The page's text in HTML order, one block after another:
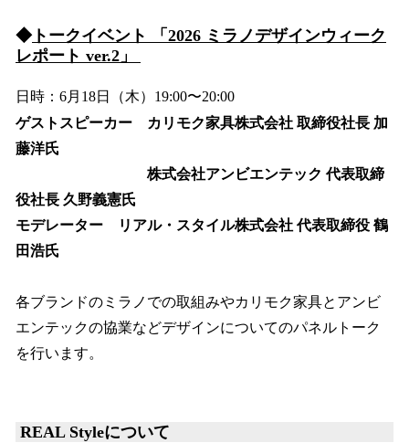
◆トークイベント 「2026 ミラノデザインウィーク
レポート ver.2」
日時：6月18日（木）19:00〜20:00
ゲストスピーカー カリモク家具株式会社 取締役社長 加
藤洋氏
株式会社アンビエンテック 代表取締
役社長 久野義憲氏
モデレーター リアル・スタイル株式会社 代表取締役 鶴
田浩氏
各ブランドのミラノでの取組みやカリモク家具とアンビ
エンテックの協業などデザインについてのパネルトーク
を行います。
REAL Styleについて